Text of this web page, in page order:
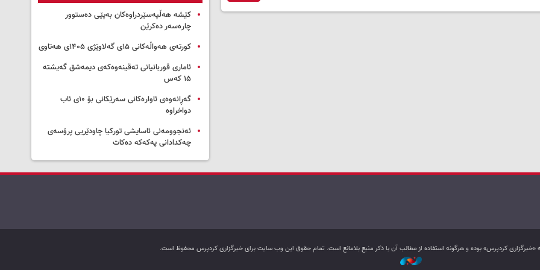
کێشە هەڵپەسێردراوەکان بەپێی دەستوور
چارەسەر دەکرێن
کورتەی هەواڵەکانی ۱۵ی گەلاوێژی ۱۴۰۵ی هەتاوی
ئاماری قوربانیانی تەقینەوەکەی دیمەشق گەیشتە
۱۵ کەس
گەڕانەوەی ئاوارەکانی سەرێکانی بۆ ۱۰ی ئاب
دواخراوە
ئەنجوومەنی ئاسایشی تورکیا چاودێریی پرۆسەی
چەکدادانی پەکەکە دەکات
«خبرگزاری کردپرس» بوده و هرگونه استفاده از مطالب آن با ذکر منبع بلامانع است. تمام حقوق این وب سایت برای خبرگزاری کردپرس محفوظ است.